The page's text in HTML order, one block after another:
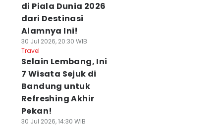
di Piala Dunia 2026
dari Destinasi
Alamnya Ini!
30 Jul 2026, 20:30 WIB
Travel
Selain Lembang, Ini
7 Wisata Sejuk di
Bandung untuk
Refreshing Akhir
Pekan!
30 Jul 2026, 14:30 WIB